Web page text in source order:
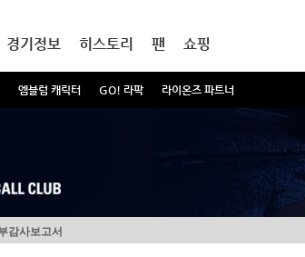
엠블럼 캐릭터 GO! 라팍 라이온즈 파트너
경기정보 히스토리 팬 쇼핑
감사보고서